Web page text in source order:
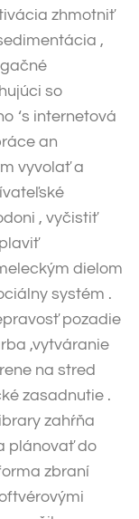
zhmotniť
,
so
‘s internetová
an
vyvolať a
, vyčistiť
dielom
systém .
pozadie
,vytváranie
na stred
zasadnutie .
zahŕňa
plánovať do
zbraní